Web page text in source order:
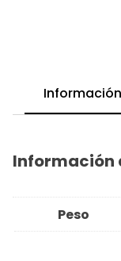
Información
Peso